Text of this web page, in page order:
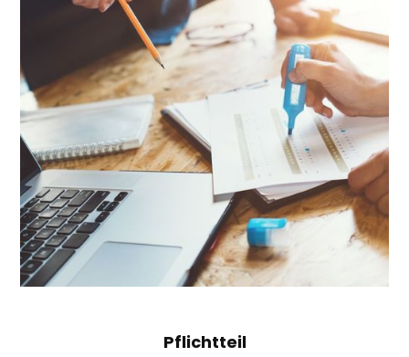
Pflichtteil